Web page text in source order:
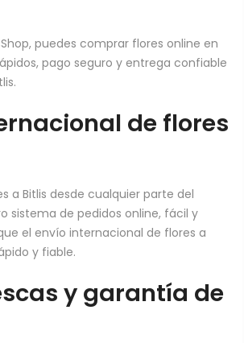
puedes comprar flores online en
pago seguro y entrega confiable
de flores
a Bitlis desde cualquier parte del
sistema de pedidos online, fácil y
el envío internacional de flores a
y fiable.
y garantía de